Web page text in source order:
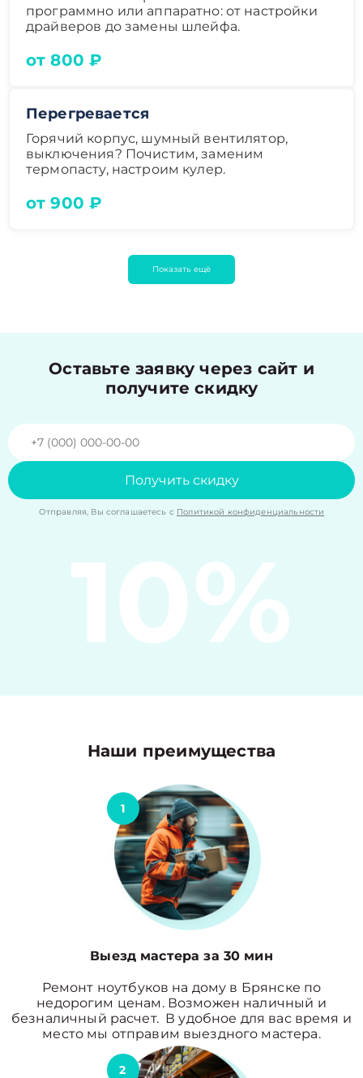
программно или аппаратно: от настройки
драйверов до замены шлейфа.
от 800 ₽
Перегревается
Горячий корпус, шумный вентилятор,
выключения? Почистим, заменим
термопасту, настроим кулер.
от 900 ₽
Показать ещё
Оставьте заявку через сайт и
получите скидку
Получить скидку
Отправляя, Вы соглашаетесь с Политикой конфиденциальности
10%
Наши преимущества
1
Выезд мастера за 30 мин
Ремонт ноутбуков на дому в Брянске по
недорогим ценам. Возможен наличный и
безналичный расчет. В удобное для вас время и
место мы отправим выездного мастера.
2